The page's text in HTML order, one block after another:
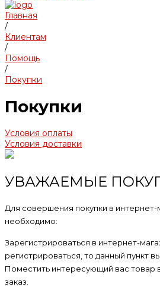
Главная
/
Клиентам
/
Помощь
/
Покупки
Покупки
Условия оплаты
Условия доставки
УВАЖАЕМЫЕ
Для совершения покупки в интернет-
необходимо:
Зарегистрироваться в интернет-
регистрироваться, то данный пункт
Поместить интересующий вас товар
заказ.